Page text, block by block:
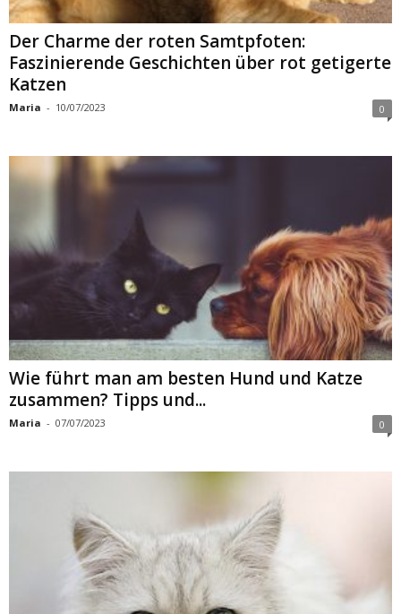
Der Charme der roten Samtpfoten:
Faszinierende Geschichten über rot getigerte
Katzen
Maria - 10/07/2023 0
Wie führt man am besten Hund und Katze
zusammen? Tipps und...
Maria - 07/07/2023 0